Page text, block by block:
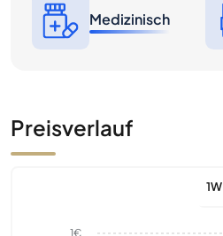
Medizinisch
Preisverlauf
1W
1€